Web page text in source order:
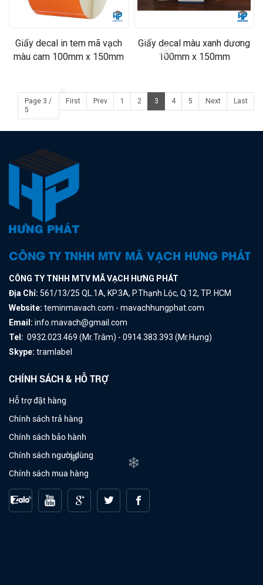
Giấy decal in tem mã vạch
màu cam 100mm x 150mm
Giấy decal màu xanh dương
100mm x 150mm
Page 3 /
5
First Prev 1 2 3 4 5 Next Last
CÔNG TY TNHH MTV MÃ VẠCH HƯNG PHÁT
CÔNG TY TNHH MTV MÃ VẠCH HƯNG PHÁT
Địa Chỉ: 561/13/25 QL.1A, KP.3A, P.Thạnh Lộc, Q.12, TP. HCM
Website: teminmavach.com - mavachhungphat.com
Email: info.mavach@gmail.com
Tel: 0932.023.469 (Mr.Trâm) - 0914.383.393 (Mr.Hưng)
Skype: tramlabel
CHÍNH SÁCH & HỖ TRỢ
Hỗ trợ đặt hàng
Chính sách trả hàng
Chính sách bảo hành
Chính sách người dùng
Chính sách mua hàng
❄
❄